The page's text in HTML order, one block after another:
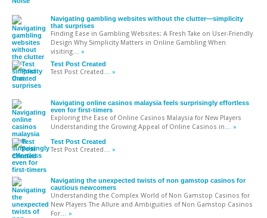
Navigating gambling websites without the clutter—simplicity
that surprises
Finding Ease in Gambling Websites: A Fresh Take on User-Friendly
Design Why Simplicity Matters in Online Gambling When
visiting … »
Test Post Created
Test Post Created … »
Navigating online casinos malaysia feels surprisingly effortless
even for first-timers
Exploring the Ease of Online Casinos Malaysia for New Players
Understanding the Growing Appeal of Online Casinos in … »
Test Post Created
Test Post Created … »
Navigating the unexpected twists of non gamstop casinos for
cautious newcomers
Understanding the Complex World of Non Gamstop Casinos for
New Players The Allure and Ambiguities of Non Gamstop Casinos
For … »